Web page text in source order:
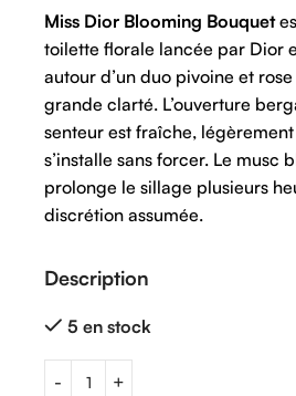
Miss Dior Blooming Bouquet
toilette florale lancée par Dior
autour d’un duo pivoine et
grande clarté. L’ouverture
senteur est fraîche,
s’installe sans forcer. Le musc
prolonge le sillage plusieurs
discrétion assumée.
Description
5 en stock